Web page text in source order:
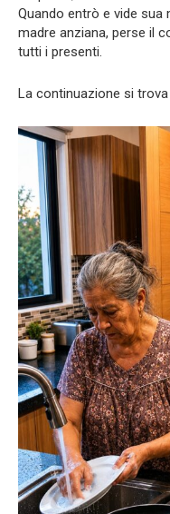
Quando entrò e vide
madre anziana, perse il
tutti i presenti.
La continuazione si